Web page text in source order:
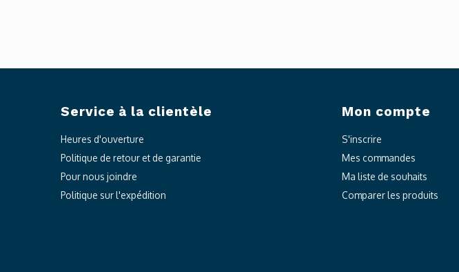
Service à la clientèle
Heures d'ouverture
Politique de retour et de garantie
Pour nous joindre
Politique sur l'expédition
Mon compte
S'inscrire
Mes commandes
Ma liste de souhaits
Comparer les produits